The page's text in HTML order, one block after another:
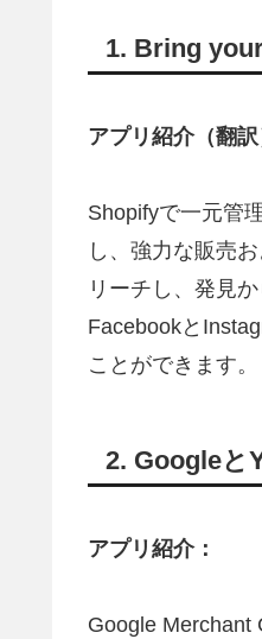
1. Bring
アプリ紹介（翻訳
Shopifyで一元管
し、強力な販売
リーチし、発見
Facebookと
ことができます。
2. Googleと
アプリ紹介：
Google Merchant